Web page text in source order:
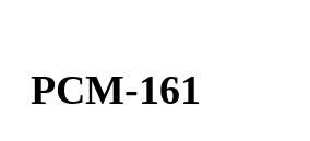
РСМ-161